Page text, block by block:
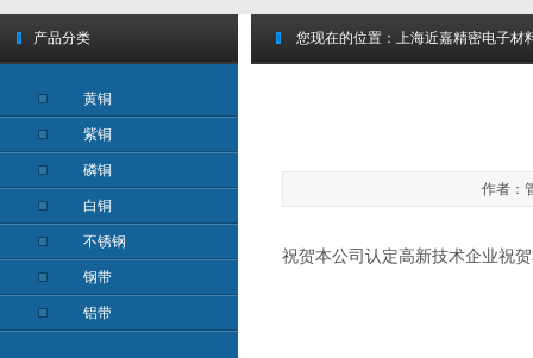
您现在的位置： 上海近嘉精密电子材
产品分类
黄铜
紫铜
磷铜
白铜
不锈钢
钢带
铝带
作者：
祝贺本公司认定高新技术企业祝